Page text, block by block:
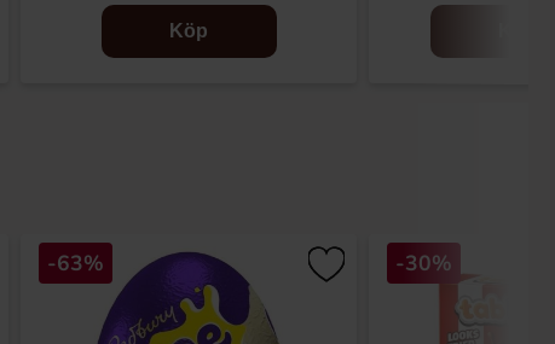
Köp
-63% -30%